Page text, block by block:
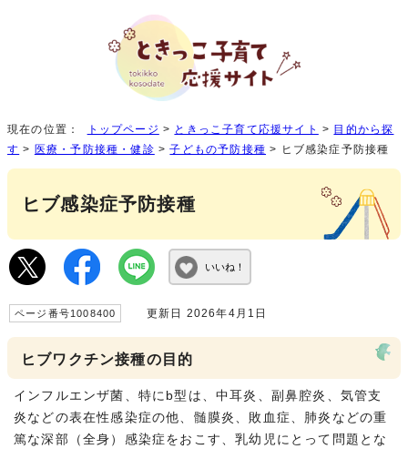
現在の位置： トップページ > ときっこ子育て応援サイト > 目的から探
す > 医療・予防接種・健診 >子どもの予防接種 > ヒブ感染症予防接種
ヒブ感染症予防接種
いいね！
ページ番号1008400 更新日 2026年4月1日
ヒブワクチン接種の目的
インフルエンザ菌、特にb型は、中耳炎、副鼻腔炎、気管支
炎などの表在性感染症の他、髄膜炎、敗血症、肺炎などの重
篤な深部（全身）感染症をおこす、乳幼児にとって問題とな